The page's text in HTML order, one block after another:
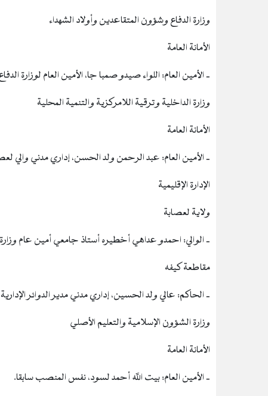
وزارة الدفاع وشؤون المتقاعدين وأولاد الشهداء
الأمانة العامة
‐ الأمين العام: اللواء صيدو صمبا جا، الأمين العام لوزارة
وزارة الداخلية وترقية اللامركزية والتنمية المحلية
الأمانة العامة
‐ الأمين العام: عبد الرحمن ولد الحسن، إداري مدني والي
الإدارة الإقليمية
ولاية لعصابة
‐ الوالي: احمدو عداهي أخطيره أستاذ جامعي أمين عام
مقاطعة كيفه
‐ الحاكم: عالي ولد الحسين، إداري مدني مدير الدوائر الإدارية
وزارة الشؤون الإسلامية والتعليم الأصلي
الأمانة العامة
‐ الأمين العام: بيت الله أحمد لسود، نفس المنصب سابقا.